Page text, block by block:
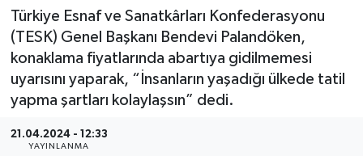
Türkiye Esnaf ve Sanatkârları Konfederasyonu
(TESK) Genel Başkanı Bendevi Palandöken,
konaklama fiyatlarında abartıya gidilmemesi
uyarısını yaparak, “İnsanların yaşadığı ülkede tatil
yapma şartları kolaylaşsın” dedi.
21.04.2024 - 12:33
YAYINLANMA